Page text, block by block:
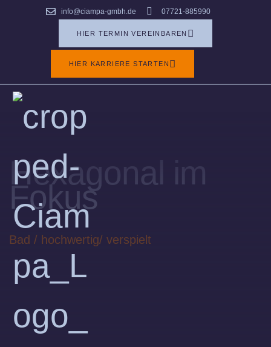
info@ciampa-gmbh.de 07721-885990
HIER TERMIN VEREINBAREN
HIER KARRIERE STARTEN
Hexagonal im
Fokus
Bad / hochwertig/ verspielt